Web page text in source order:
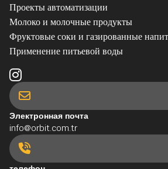
Проекты автоматизации
Молоко и молочные продукты
Фруктовые соки и газированные
Применение питьевой воды
Электронная почта
info@orbit.com.tr